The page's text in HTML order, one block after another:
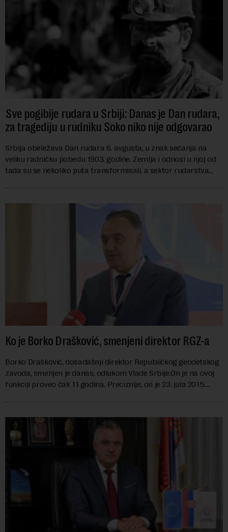
Sve pogibije rudara u Srbiji: Danas je Dan rudara,
za tragediju u rudniku Soko niko nije odgovarao
Srbija obeležava Dan rudara 6. avgusta, u znak sećanja na
veliku radničku pobedu 1903. godine. Zemlja i odnosi u njoj od
tada su se nekoliko puta transformisali, a sektor rudarstva
Ko je Borko Drašković, smenjeni direktor RGZ-a
Borko Drašković, dosadašnji direktor Republičkog geodetskog
zavoda, smenjen je danas, odlukom Vlade Srbije.On je na ovoj
funkciji proveo čak 11 godina. Preciznije, on je 23. jula 2015.